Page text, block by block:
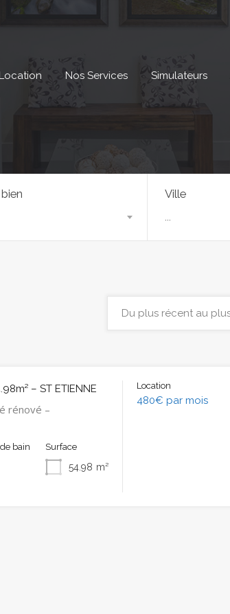
Location Nos Services Simulateurs
Ville
– ST ETIENNE
rénové –
bain Surface
54.98 m²
Location
480€ par mois